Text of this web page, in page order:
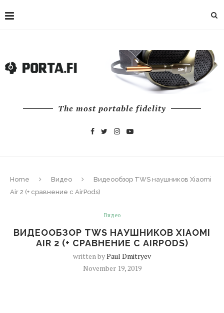
The most portable fidelity
Home Видео
Видеообзор TWS наушников Xiaomi
Air 2 (+ сравнение с AirPods)
Видео
ВИДЕООБЗОР TWS НАУШНИКОВ XIAOMI
AIR 2 (+ СРАВНЕНИЕ С AIRPODS)
written byPaul Dmitryev
November 19, 2019